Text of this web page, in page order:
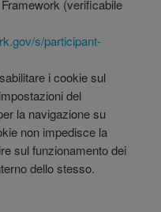
(verificabile
s/participant-
i cookie sul
del
la navigazione su
non impedisce la
sul funzionamento dei
dello stesso.